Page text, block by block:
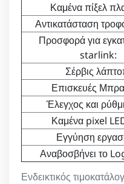
Ενδεικτικός
Καμένα πίξελ
Αντικατάσταση
Προσφορά για
starlink:
Σέρβις
Επισκευές
Έλεγχος και
Καμένα pixel
Εγγύηση
Αναβοσβήνει το